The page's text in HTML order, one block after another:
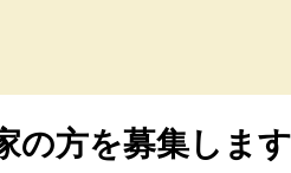
の方を募集します